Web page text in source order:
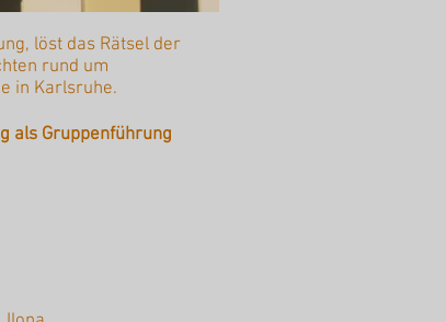
löst das Rätsel der
rund um
in Karlsruhe.
als Gruppenführung